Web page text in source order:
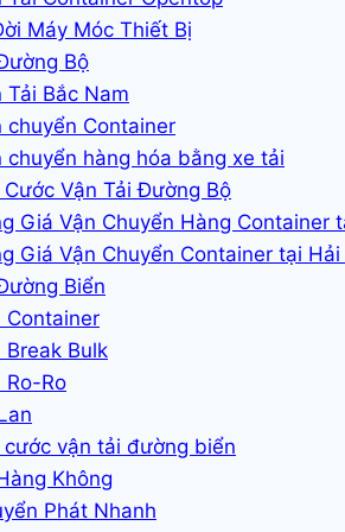
Máy Móc Thiết Bị
Bộ
Tải Bắc Nam
chuyển Container
chuyển hàng hóa bằng xe tải
Cước Vận Tải Đường Bộ
Giá Vận Chuyển Hàng Container
Giá Vận Chuyển Container tại Hải
Biển
Container
Break Bulk
Ro-Ro
cước vận tải đường biển
Không
Phát Nhanh